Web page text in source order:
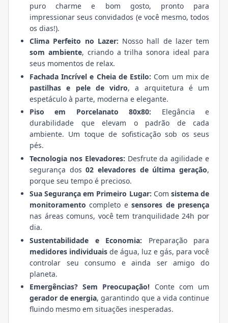
puro charme e bom gosto, pronto para
impressionar seus convidados (e você mesmo, todos
os dias!).
Clima Perfeito no Lazer: Nosso hall de lazer tem
som ambiente, criando a trilha sonora ideal para
seus momentos de relax.
Fachada Incrível e Cheia de Estilo: Com um mix de
pastilhas e pele de vidro, a arquitetura é um
espetáculo à parte, moderna e elegante.
Piso em Porcelanato 80x80: Elegância e
durabilidade que elevam o padrão de cada
ambiente. Um toque de sofisticação sob os seus
pés.
Tecnologia nos Elevadores: Desfrute da agilidade e
segurança dos02 elevadores de última geração,
porque seu tempo é precioso.
Sua Segurança em Primeiro Lugar: Com sistema de
monitoramento completo esensores de presença
nas áreas comuns, você tem tranquilidade 24h por
dia.
Sustentabilidade e Economia: Preparação para
medidores individuais de água, luz e gás, para você
controlar seu consumo e ainda ser amigo do
planeta.
Emergências? Sem Preocupação! Conte com um
gerador de energia, garantindo que a vida continue
fluindo mesmo em situações inesperadas.